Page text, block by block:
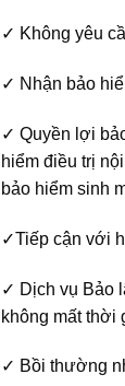
✓ Không yêu
✓ Nhận bảo
✓ Quyền lợi
hiểm điều trị
bảo hiểm sinh
✓Tiếp cận với
✓ Dịch vụ Bảo
không mất thời
✓ Bồi thường